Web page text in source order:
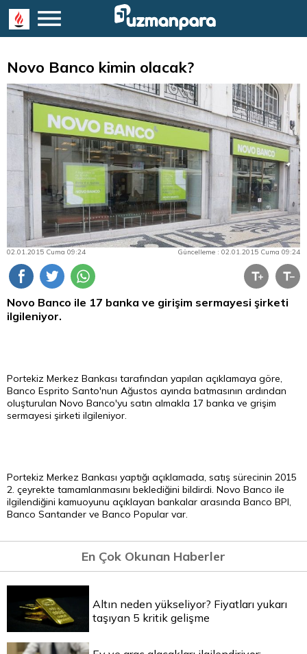
Novo Banco kimin olacak?
02.01.2015 Cuma 09:24 Güncelleme : 02.01.2015 Cuma 09:24
Novo Banco ile 17 banka ve girişim sermayesi şirketi
ilgileniyor.
Portekiz Merkez Bankası tarafından yapılan açıklamaya göre,
Banco Esprito Santo'nun Ağustos ayında batmasının ardından
oluşturulan Novo Banco'yu satın almakla 17 banka ve grişim
sermayesi şirketi ilgileniyor.
Portekiz Merkez Bankası yaptığı açıklamada, satış sürecinin 2015
2. çeyrekte tamamlanmasını beklediğini bildirdi. Novo Banco ile
ilgilendiğini kamuoyunu açıklayan bankalar arasında Banco BPI,
Banco Santander ve Banco Popular var.
En Çok Okunan Haberler
Altın neden yükseliyor? Fiyatları yukarı
taşıyan 5 kritik gelişme